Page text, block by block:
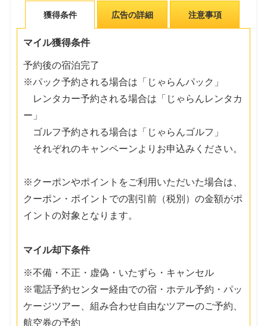
獲得条件 広告の詳細 注意事項
マイル獲得条件
予約後の宿泊完了
※パック予約される場合は「じゃらんパック」
レンタカー予約される場合は「じゃらんレンタカ
ー」
ゴルフ予約される場合は「じゃらんゴルフ」
それぞれのキャンペーンよりお申込みください。
※クーポンやポイントをご利用いただいた場合は、
クーポン・ポイントでの割引前（税別）の金額がポ
イントの対象となります。
マイル却下条件
※不備・不正・虚偽・いたずら・キャンセル
※電話予約センター経由での宿・ホテル予約・パッ
ケージツアー、組み合わせ自由なツアーのご予約、
航空券の予約